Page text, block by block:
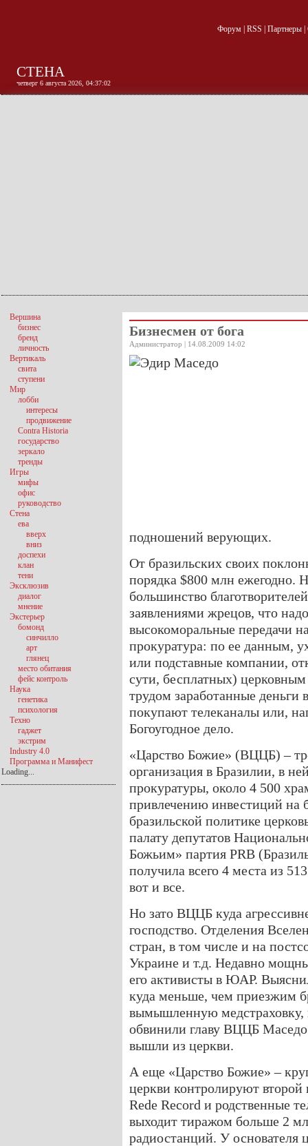
Форум| RSS Партнеры|
СТЕНА
четверг 6 августа 2026, 04:37:02
Бизнесмен от бога
Администратор | 14.08.2009 14:02
подношений верующих.
От бразильских своих
порядка $800 млн ежегодно.
большинство
заявлениями жрецов, что
высокоморальные передачи
прокуратура: по ее данным,
или подставные компании,
сути, бесплатных)
трудом заработанные деньги
покупают телеканалы или,
Богоугодное дело.
«Царство Божие» (ВЦЦБ) –
организация в Бразилии, в
прокуратуры, около 4 500
привлечению инвестиций на
бразильской политике
палату депутатов
Божьим» партия PRB
получила всего 4 места из
вот и все.
Но зато ВЦЦБ куда
господство. Отделения
стран, в том числе и на
Украине и т.д. Недавно
его активисты в ЮАР.
куда меньше, чем приезжим
вымышленную
обвинили главу ВЦЦБ
вышли из церкви.
А еще «Царство Божие» –
церкви контролируют второй
Rede Record и родственные
выходит тиражом больше 2
радиостанций. У основателя
Вершина
бизнес
бренд
личность
Вертикаль
свита
ступени
Мир
лобби
интересы
продвижение
Contra Historia
государство
зеркало
тренды
Игры
мифы
офис
руководство
Стена
ева
вверх
вниз
доспехи
клан
тени
Эксклюзив
диалог
мнение
Экстерьер
бомонд
синчилло
арт
глянец
место обитания
фейс контроль
Наука
генетика
психология
Техно
гаджет
экстрим
Industry 4.0
Программа и Манифест
Loading...